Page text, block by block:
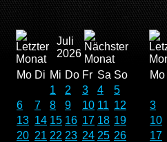
Juli
2026
Mo Di Mi Do Fr Sa So
1
2 3 4
5
6
7 8 9 10 11 12
13 14 15 16 17 18 19
20 21 22 23 24 25 26
Mo
3
10
17